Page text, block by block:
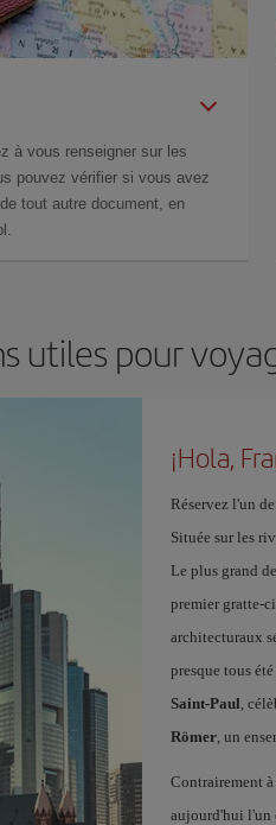
à vous renseigner sur les
pouvez vérifier si vous avez
tout autre document, en
utiles pour
¡Hola,
Réservez l'un
Située sur les
Le plus grand
premier gratte-
architecturaux
presque tous
Saint-Paul,
Römer, un
Contrairement
aujourd'hui l'un